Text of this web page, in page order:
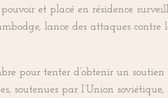
et placé en résidence
lance des attaques
pour tenter d’obtenir un
soutenues par l’Union